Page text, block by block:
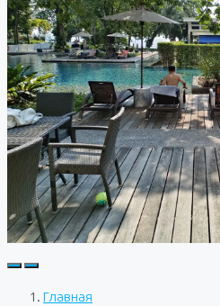
Главная